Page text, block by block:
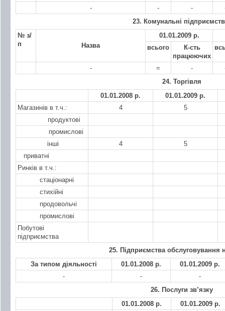
- - -
23. Комунальні
№ з/
п
Назва
01.01.2009 р.
всього
К-сть
працюючих
- = -
24. Торгівля
01.01.2008 р.
01.01.2009 р.
Магазинів в т.ч.:
4
5
продуктові
промислові
інші
4
5
приватні
Ринків в т.ч.:
стаціонарні
стихійні
продовольчі
промислові
Побутові
підприємства
25. Підприємства обслуговування
За типом діяльності
01.01.2008 р.
01.01.2009 р.
-
-
-
26. Послуги зв’язку
01.01.2008 р.
01.01.2009 р.